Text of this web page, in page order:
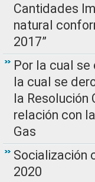
Cantidades
natural
2017”
Por la cual
la cual se
la Resolución
relación con
Gas
Socialización
2020